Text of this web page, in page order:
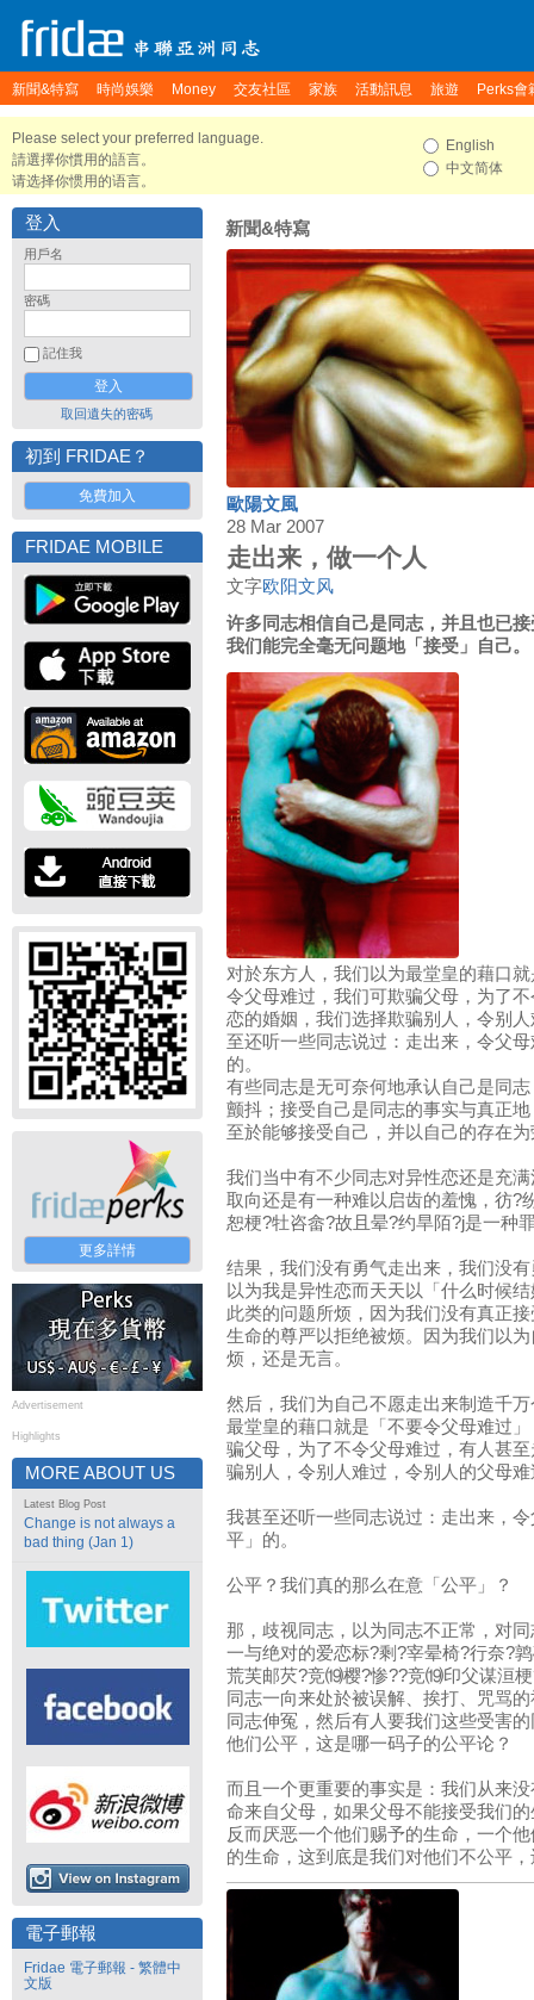
新聞&特寫 時尚娛樂 Money 交友社區 家族 活動訊息 旅遊 Perks會
Please select your preferred language.
請選擇你慣用的語言。
请选择你惯用的语言。
English
中文简体
登入
用戶名
密碼
記住我
取回遺失的密碼
初到 FRIDAE？
免費加入
FRIDAE MOBILE
更多詳情
Advertisement
Highlights
MORE ABOUT US
Latest Blog Post
Change is not always a
bad thing (Jan 1)
電子郵報
Fridae 電子郵報 - 繁體中
文版
新聞&特寫
歐陽文風
28 Mar 2007
走出来，做一个人
文字欧阳文风
许多同志相信自己是同志，并且也已
我们能完全毫无问题地「接受」自己。
对於东方人，我们以为最堂皇的藉口
令父母难过，我们可欺骗父母，为了
恋的婚姻，我们选择欺骗别人，令别
至还听一些同志说过：走出来，令父
的。
有些同志是无可奈何地承认自己是同
颤抖；接受自己是同志的事实与真正
至於能够接受自己，并以自己的存在
我们当中有不少同志对异性恋还是充
取向还是有一种难以启齿的羞愧，彷?
恕梗?牡咨畲?故且晕?约旱陌?j是一种
结果，我们没有勇气走出来，我们没
以为我是异性恋而天天以「什么时候
此类的问题所烦，因为我们没有真正
生命的尊严以拒绝被烦。因为我们以
烦，还是无言。
然后，我们为自己不愿走出来制造千
最堂皇的藉口就是「不要令父母难过
骗父母，为了不令父母难过，有人甚
骗别人，令别人难过，令别人的父母难
我甚至还听一些同志说过：走出来，
平」的。
公平？我们真的那么在意「公平」？
那，歧视同志，以为同志不正常，对
一与绝对的爱恋标?剩?宰晕椅?行奈?
荒芙邮芡?竞⒆樱?惨??竞⒆印父谋洹
同志一向来处於被误解、挨打、咒骂
同志伸冤，然后有人要我们这些受害
他们公平，这是哪一码子的公平论？
而且一个更重要的事实是：我们从来
命来自父母，如果父母不能接受我们
反而厌恶一个他们赐予的生命，一个
的生命，这到底是我们对他们不公平